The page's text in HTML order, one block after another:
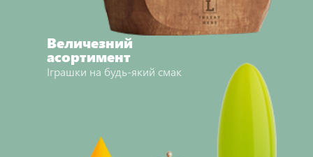
Величезний
асортимент
Іграшки на будь-який смак